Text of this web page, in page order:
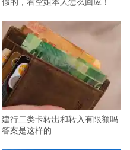
建行二类卡转出和转入有限额吗
答案是这样的